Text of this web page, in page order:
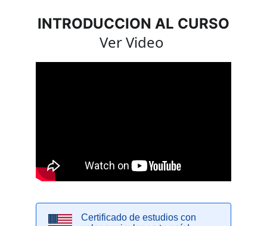
INTRODUCCION AL CURSO
Ver Video